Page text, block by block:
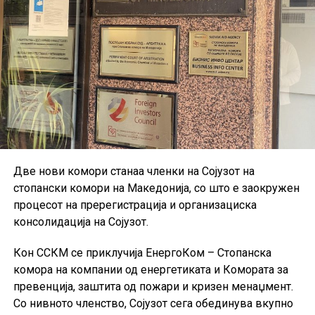
економски услови.
Две нови комори станаа членки на Сојузот на
стопански комори на Македонија, со што е заокружен
процесот на пререгистрација и организациска
консолидација на Сојузот.
Кон ССКМ се приклучија ЕнергоКом – Стопанска
комора на компании од енергетиката и Комората за
превенција, заштита од пожари и кризен менаџмент.
Со нивното членство, Сојузот сега обединува вкупно